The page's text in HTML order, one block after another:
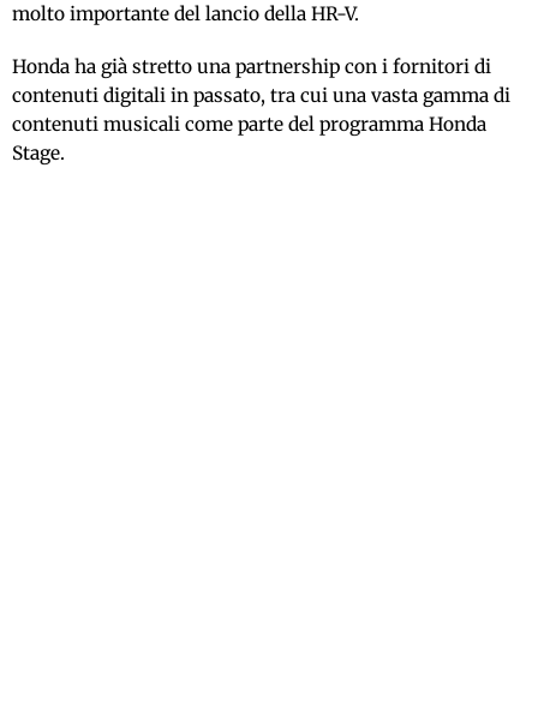
molto importante del lancio della HR-V.
Honda ha già stretto una partnership con i fornitori di
contenuti digitali in passato, tra cui una vasta gamma di
contenuti musicali come parte del programma Honda
Stage.